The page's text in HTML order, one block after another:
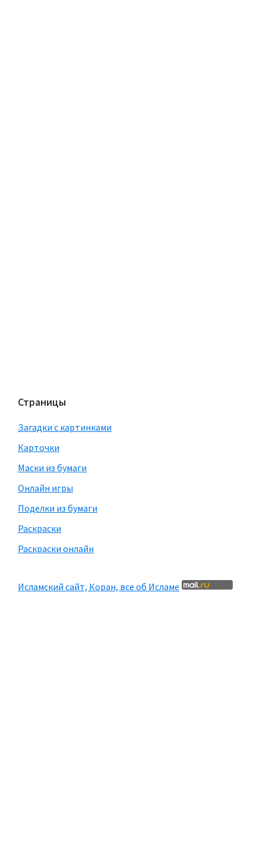
Страницы
Загадки с картинками
Карточки
Маски из бумаги
Онлайн игры
Поделки из бумаги
Раскраски
Раскраски онлайн
Исламский сайт, Коран, все об Исламе